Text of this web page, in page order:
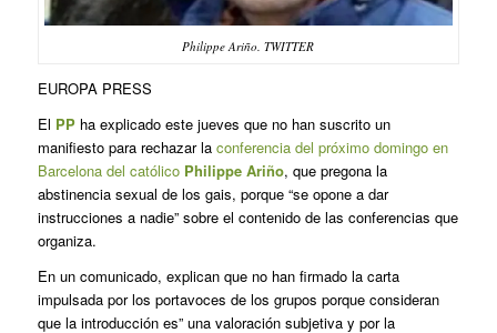
Philippe Ariño. TWITTER
EUROPA PRESS
El PPha explicado este jueves que no han suscrito un
manifiesto para rechazar la conferencia del próximo domingo en
Barcelona del católico Philippe Ariño, que pregona la
abstinencia sexual de los gais, porque “se opone a dar
instrucciones a nadie” sobre el contenido de las conferencias que
organiza.
En un comunicado, explican que no han firmado la carta
impulsada por los portavoces de los grupos porque consideran
que la introducción es” una valoración subjetiva y por la